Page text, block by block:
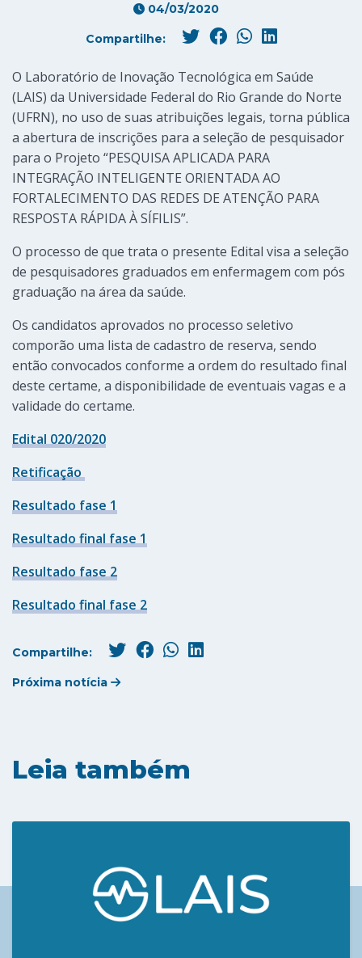
04/03/2020
Compartilhe:
O Laboratório de Inovação Tecnológica em Saúde
(LAIS) da Universidade Federal do Rio Grande do Norte
(UFRN), no uso de suas atribuições legais, torna pública
a abertura de inscrições para a seleção de pesquisador
para o Projeto “PESQUISA APLICADA PARA
INTEGRAÇÃO INTELIGENTE ORIENTADA AO
FORTALECIMENTO DAS REDES DE ATENÇÃO PARA
RESPOSTA RÁPIDA À SÍFILIS”.
O processo de que trata o presente Edital visa a seleção
de pesquisadores graduados em enfermagem com pós
graduação na área da saúde.
Os candidatos aprovados no processo seletivo
comporão uma lista de cadastro de reserva, sendo
então convocados conforme a ordem do resultado final
deste certame, a disponibilidade de eventuais vagas e a
validade do certame.
Edital 020/2020
Retificação
Resultado fase 1
Resultado final fase 1
Resultado fase 2
Resultado final fase 2
Compartilhe:
Próxima notícia
Leia também